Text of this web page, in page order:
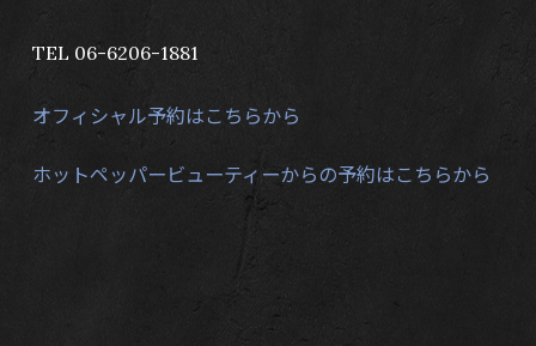
TEL 06-6206-1881
オフィシャル予約はこちらから
ホットペッパービューティーからの予約はこちらから